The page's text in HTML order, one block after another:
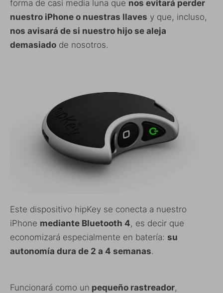
forma de casi media luna que nos evitará perder
nuestro iPhone o nuestras llaves y que, incluso,
nos avisará de si nuestro hijo se aleja
demasiado de nosotros.
Este dispositivo hipKey se conecta a nuestro
iPhone mediante Bluetooth 4, es decir que
economizará especialmente en batería: su
autonomía dura de 2 a 4 semanas.
Funcionará como un pequeño rastreador,